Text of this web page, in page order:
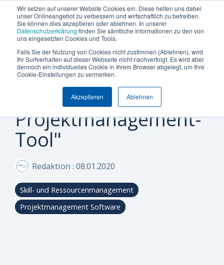
Wir setzen auf unserer Website Cookies ein. Diese helfen uns dabei
unser Onlineangebot zu verbessern und wirtschaftlich zu betreiben.
Sie können dies akzeptieren oder ablehnen. In unserer
Datenschutzerklärung finden Sie sämtliche Informationen zu den von
uns eingesetzten Cookies und Tools.
Falls Sie der Nutzung von Cookies nicht zustimmen (Ablehnen), wird
Ihr Surfverhalten auf dieser Webseite nicht nachverfolgt. Es wird aber
dennoch ein individuelles Cookie in Ihrem Browser abgelegt, um Ihre
Cookie-Einstellungen zu vermerken.
Akzeptieren Ablehnen
Termin vereinbaren +49 (0) 89 512 65 100
Was
möchten
steuern
oder
optimieren?
Unternehmensgröße
Mittelstand
Produkte
und
Management
Management
Controlling
&
Branchen
IT &
Die
Can
Plattform
Plattform Überblick
Integrationen
Reporting & BI
KI-Funktionalität
Machen
Sie
den
ersten
Schritt
zu
neugierig,
ob Can Do
Ihre
Anforderungen
Insights
&
Practices
Blog
Whitepaper & eBooks
Hybride Mastercalss
Webinare & Videos
Anwender der Can Do Software
FAQs
Newsletter
Machen
Sie
den
ersten
Schritt
zu
neugierig,
ob Can Do
Ihre
Anforderungen
Was
uns
auszeichnet
Über Uns (Geschichte)
Warum Can Do
Partner
Zertifizierungen
Karriere
Machen
Sie
den
ersten
Schritt
zu
neugierig,
ob Can Do
Ihre
Anforderungen
Can Do ist kein "Me-
Projektmanagement-
Tool"
Redaktion : 08.01.2020
Skill- und Ressourcenmanagement
Projektmanagement Software